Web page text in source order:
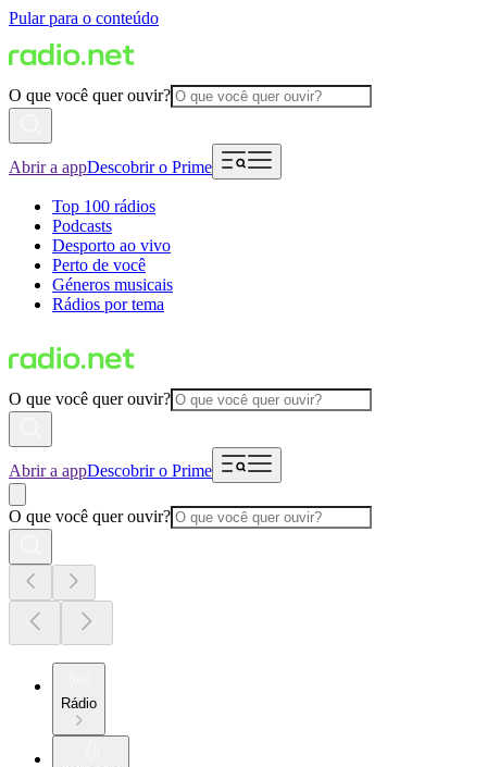
Pular para o conteúdo
O que você quer ouvir?
Abrir a appDescobrir o Prime
Top 100 rádios
Podcasts
Desporto ao vivo
Perto de você
Géneros musicais
Rádios por tema
O que você quer ouvir?
Abrir a appDescobrir o Prime
O que você quer ouvir?
Rádio